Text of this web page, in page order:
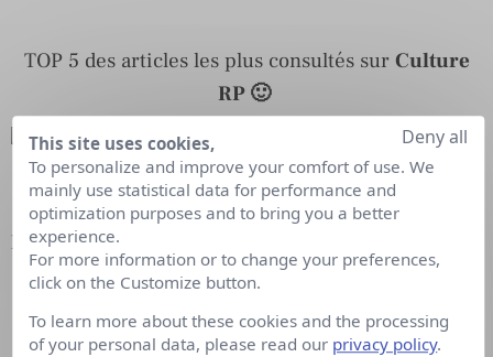
TOP 5 des articles les plus consultés sur Culture
RP 🙂
Marc Michiels
This site uses cookies,
To personalize and improve your comfort of use. We
mainly use statistical data for performance and
optimization purposes and to bring you a better
experience.
For more information or to change your preferences,
click on the Customize button.
To learn more about these cookies and the processing
of your personal data, please read our privacy policy.
Deny all